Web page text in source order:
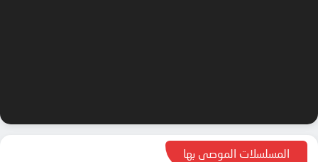
الحلقة 69
الحلقة 70المسلسلات الموصى بها